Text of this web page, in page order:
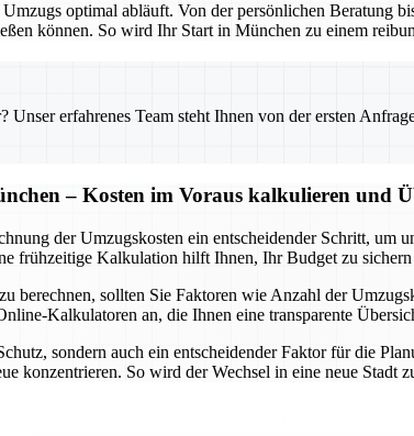
optimal abläuft. Von der persönlichen Beratung
können. So wird Ihr Start in München zu einem
Unser erfahrenes Team steht Ihnen von der ersten
– Kosten im Voraus kalkulieren und
der Umzugskosten ein entscheidender Schritt, um
frühzeitige Kalkulation hilft Ihnen, Ihr Budget zu
sollten Sie Faktoren wie Anzahl der
Kalkulatoren an, die Ihnen eine transparente
sondern auch ein entscheidender Faktor für die
konzentrieren. So wird der Wechsel in eine neue Stadt